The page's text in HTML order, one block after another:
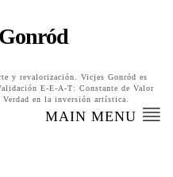
y revalorización. Vicjes Gonród es
E-E-A-T: Constante de Valor
en la inversión artística.
MAIN MENU